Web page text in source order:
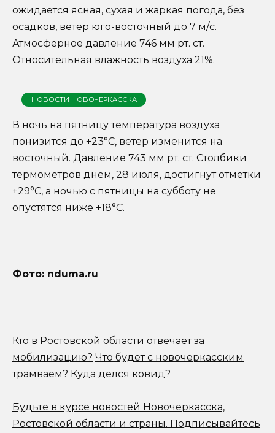
ожидается ясная, сухая и жаркая погода, без
осадков, ветер юго-восточный до 7 м/с.
Атмосферное давление 746 мм рт. ст.
Относительная влажность воздуха 21%.
НОВОСТИ НОВОЧЕРКАССКА
В ночь на пятницу температура воздуха
понизится до +23°C, ветер изменится на
восточный. Давление 743 мм рт. ст. Столбики
термометров днем, 28 июля, достигнут отметки
+29°C, а ночью с пятницы на субботу не
опустятся ниже +18°C.
Фото: nduma.ru
Кто в Ростовской области отвечает за
мобилизацию? Что будет с новочеркасским
трамваем? Куда делся ковид?
Будьте в курсе новостей Новочеркасска,
Ростовской области и страны. Подписывайтесь